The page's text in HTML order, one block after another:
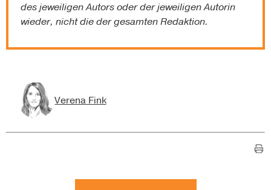
des jeweiligen Autors oder der jeweiligen Autorin
wieder, nicht die der gesamten Redaktion.
Verena Fink